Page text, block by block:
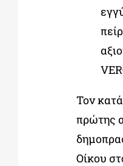
Τον
πρώτης
Οίκου